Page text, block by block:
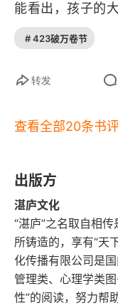
旅行与冥想
灯笼般照亮四周的
05 我是谁：记忆
易受暗示的孩子
此时的我与过去
生活在当下的孩
如何进入婴儿般
能看出，孩子的
期是思维发展的
其实很早就能理
子们把大人问到
游戏，是在运用
猜测，更好地认
生之中的巅峰时
大后就能更加高
的两个阶段。大
多。所以，所谓
# 423破万卷节
转发
查看全部20条书
出版方
湛庐文化
“湛庐”之名取自相
所铸造的，享有“天
化传播有限公司是
管理类、心理学类
性”的阅读，努力帮